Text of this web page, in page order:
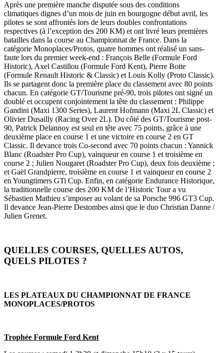
Après une première manche disputée sous des conditions
climatiques dignes d’un mois de juin en bourgogne début avril, les
pilotes se sont affrontés lors de leurs doubles confrontations
respectives (à l’exception des 200 KM) et ont livré leurs premières
batailles dans la course au Championnat de France. Dans la
catégorie Monoplaces/Protos, quatre hommes ont réalisé un sans-
faute lors du premier week-end : François Belle (Formule Ford
Historic), Axel Castillou (Formule Ford Kent), Pierre Boite
(Formule Renault Historic & Classic) et Louis Kolly (Proto Classic).
Ils se partagent donc la première place du classement avec 80 points
chacun. En catégorie GT/Tourisme pré-90, trois pilotes ont signé un
doublé et occupent conjointement la tête du classement : Philippe
Gandini (Maxi 1300 Series), Laurent Hofmann (Maxi 2L Classic) et
Olivier Dusailly (Racing Over 2L). Du côté des GT/Tourisme post-
90, Patrick Delannoy est seul en tête avec 75 points, grâce à une
deuxième place en course 1 et une victoire en course 2 en GT
Classic. Il devance trois Co-second avec 70 points chacun : Yannick
Blanc (Roadster Pro Cup), vainqueur en course 1 et troisième en
course 2 ; Julien Nougaret (Roadster Pro Cup), deux fois deuxième ;
et Gaël Grandpierre, troisième en course 1 et vainqueur en course 2
en Youngtimers GTi Cup. Enfin, en catégorie Endurance Historique,
la traditionnelle course des 200 KM de l’Historic Tour a vu
Sébastien Mathieu s’imposer au volant de sa Porsche 996 GT3 Cup.
Il devance Jean-Pierre Destombes ainsi que le duo Christian Danne /
Julien Grenet.
QUELLES COURSES, QUELLES AUTOS,
QUELS PILOTES ?
LES PLATEAUX DU CHAMPIONNAT DE FRANCE
MONOPLACES/PROTOS
Trophée Formule Ford Kent